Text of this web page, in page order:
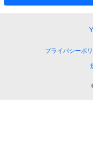
プライバシーポ